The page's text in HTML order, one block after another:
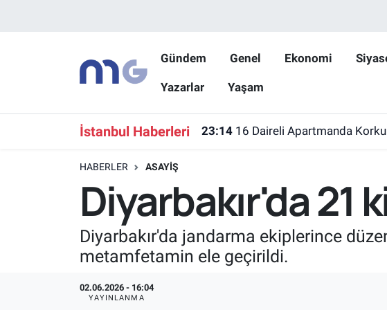
Gündem Genel Ekonomi
Yazarlar Yaşam
İstanbul Haberleri 23:14 16 Daireli Apartmanda
HABERLER ASAYIŞ
Diyarbakır'da
Diyarbakır'da jandarma ekiplerince
metamfetamin ele geçirildi.
02.06.2026 - 16:04
YAYINLANMA
Hava Durumu
İstanbul Namaz Vakitleri
Süper Lig Puan Durumu ve Fikstür
Tüm Manşetler
Son Dakika Haberleri
Haber Arşivi